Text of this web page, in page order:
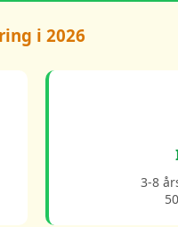
i 2026
3-8